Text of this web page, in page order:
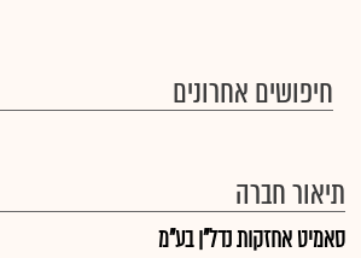
חיפושים אחרונים
תיאור חברה
סאמיט אחזקות נדל"ן בע"מ